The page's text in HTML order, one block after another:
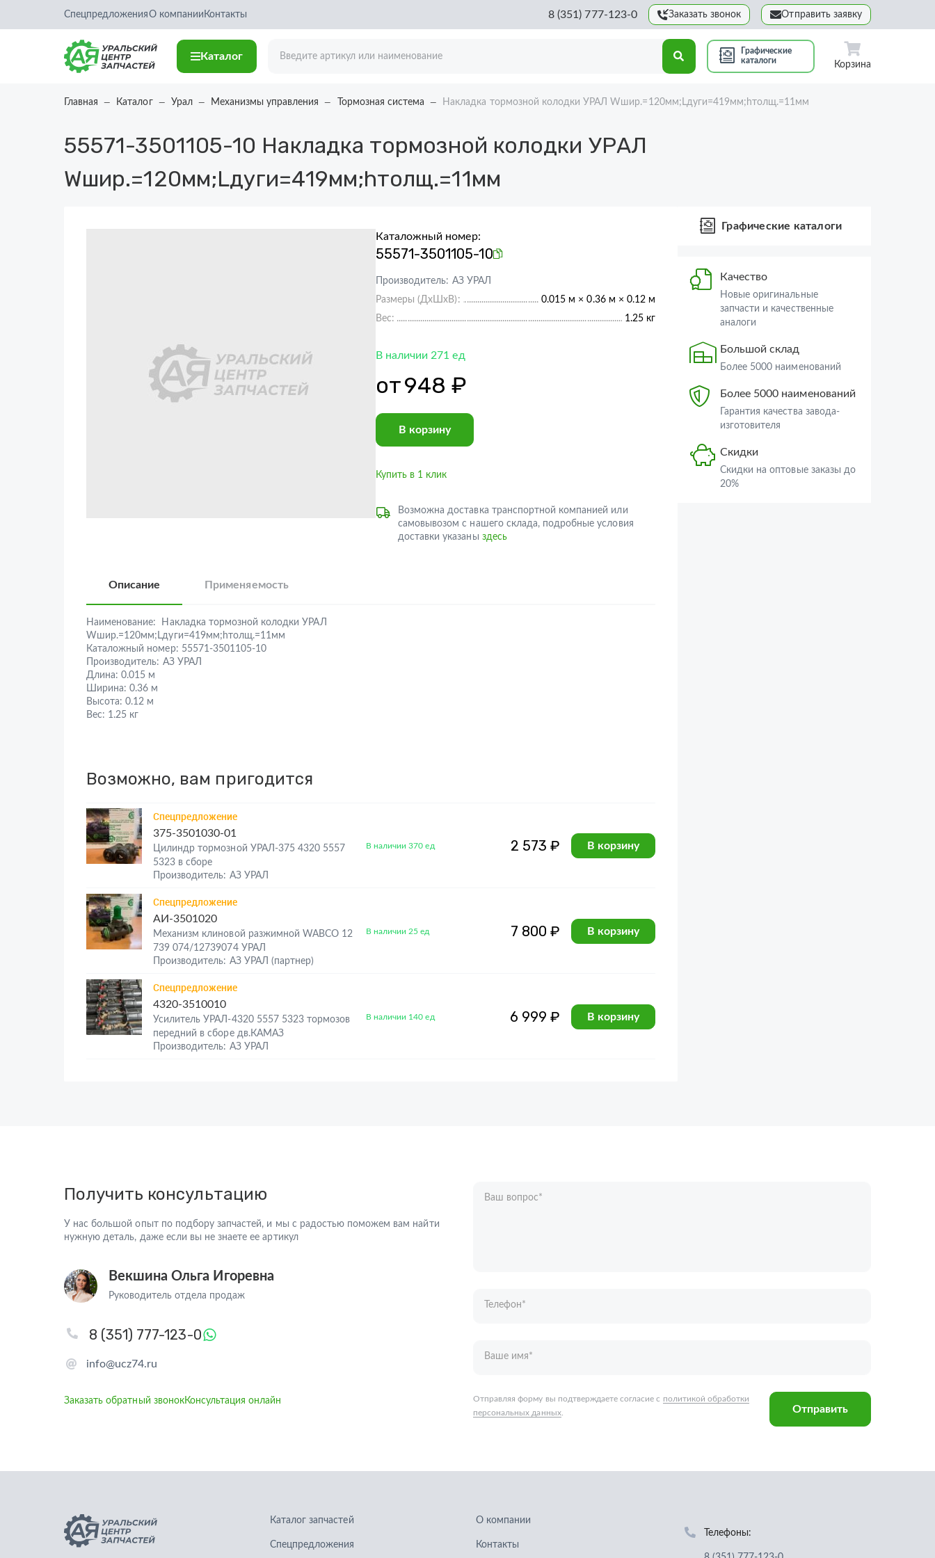
СпецпредложенияО компании Контакты 8 (351) 777-123-0 Заказать звонок Отправить заявку
Каталог
Графические
каталоги
Корзина
Главная Каталог Урал Механизмы управления Тормозная система Накладка тормозной колодки УРАЛ Wшир.=120мм;Lдуги=419мм;hтолщ.=11мм
55571-3501105-10 Накладка тормозной колодки УРАЛ
Wшир.=120мм;Lдуги=419мм;hтолщ.=11мм
Каталожный номер:
55571-3501105-10
Производитель: АЗ УРАЛ
Размеры (ДхШхВ):
0.015 м × 0.36 м × 0.12 м
Вес:
1.25 кг
В наличии 271 ед
от948 ₽
В корзину
Купить в 1 клик
Возможна доставка транспортной компанией или
самовывозом с нашего склада, подробные условия
доставки указаны здесь
Описание Применяемость
Наименование:
Накладка тормозной колодки УРАЛ
Wшир.=120мм;Lдуги=419мм;hтолщ.=11мм
Каталожный номер: 55571-3501105-10
Производитель: АЗ УРАЛ
Длина: 0.015 м
Ширина: 0.36 м
Высота: 0.12 м
Вес: 1.25 кг
Возможно, вам пригодится
Спецпредложение
375-3501030-01
Цилиндр тормозной УРАЛ-375 4320 5557
5323 в сборе
Производитель: АЗ УРАЛ
В наличии 370 ед 2 573 ₽ В корзину
Спецпредложение
АИ-3501020
Механизм клиновой разжимной WABCO 12
739 074/12739074 УРАЛ
Производитель: АЗ УРАЛ (партнер)
В наличии 25 ед 7 800 ₽ В корзину
Спецпредложение
4320-3510010
Усилитель УРАЛ-4320 5557 5323 тормозов
передний в сборе дв.КАМАЗ
Производитель: АЗ УРАЛ
В наличии 140 ед 6 999 ₽ В корзину
Графические каталоги
Качество
Новые оригинальные
запчасти и качественные
аналоги
Большой склад
Более 5000 наименований
Более 5000 наименований
Гарантия качества завода-
изготовителя
Скидки
Скидки на оптовые заказы до
20%
Получить консультацию
У нас большой опыт по подбору запчастей, и мы с радостью поможем вам найти
нужную деталь, даже если вы не знаете ее артикул
Векшина Ольга Игоревна
Руководитель отдела продаж
info@ucz74.ru
8 (351) 777-123-0
Заказать обратный звонокКонсультация онлайн
Ваш вопрос*
Запчасти для грузовых автомобилей
Спецпредложения
Графические каталоги
Контакты
Гарантии
8 (351) 777-123-0